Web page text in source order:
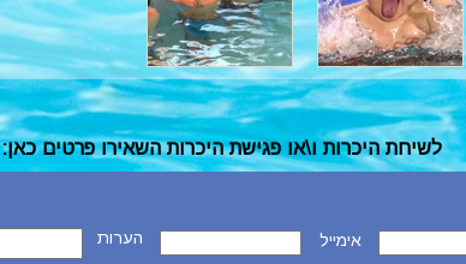
לשיחת היכרות ו\או פגישת היכרות השאירו פרטים כאן:
אימייל הערות